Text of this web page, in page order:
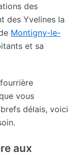
des
des Yvelines la
Montigny-le-
et sa
vous
délais, voici
aux